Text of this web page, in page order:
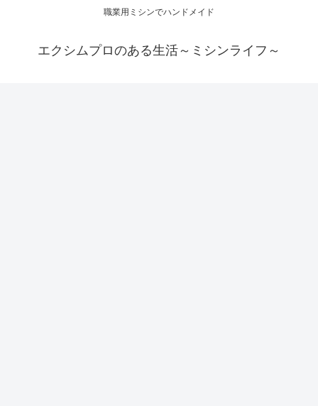
職業用ミシンでハンドメイド
エクシムプロのある生活～ミシンライフ～